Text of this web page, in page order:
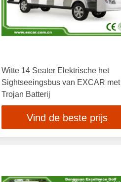
Witte 14 Seater Elektrische het
Sightseeingsbus van EXCAR met
Trojan Batterij
Vind de beste prijs